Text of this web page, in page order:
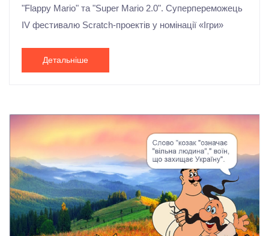
"Flappy Mario" та "Super Mario 2.0". Суперпереможець
ІV фестивалю Scrаtch-проектів у номінації «Ігри»
Детальніше